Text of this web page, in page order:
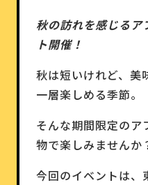
秋の訪れを感じるア
ト開催！
秋は短いけれど、美
一層楽しめる季節。
そんな期間限定のア
物で楽しみませんか
今回のイベントは、